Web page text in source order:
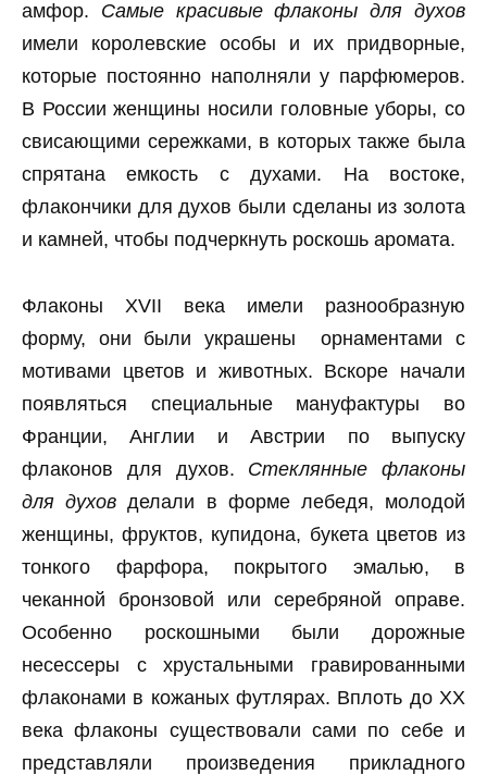
амфор. Самые красивые флаконы для духов
имели королевские особы и их придворные,
которые постоянно наполняли у парфюмеров.
В России женщины носили головные уборы, со
свисающими сережками, в которых также была
спрятана емкость с духами. На востоке,
флакончики для духов были сделаны из золота
и камней, чтобы подчеркнуть роскошь аромата.
Флаконы XVII века имели разнообразную
форму, они были украшены орнаментами с
мотивами цветов и животных. Вскоре начали
появляться специальные мануфактуры во
Франции, Англии и Австрии по выпуску
флаконов для духов. Стеклянные флаконы
для духов делали в форме лебедя, молодой
женщины, фруктов, купидона, букета цветов из
тонкого фарфора, покрытого эмалью, в
чеканной бронзовой или серебряной оправе.
Особенно роскошными были дорожные
несессеры с хрустальными гравированными
флаконами в кожаных футлярах. Вплоть до XX
века флаконы существовали сами по себе и
представляли произведения прикладного